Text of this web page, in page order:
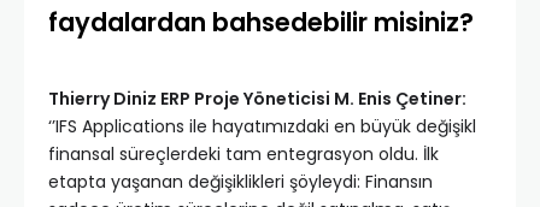
faydalardan bahsedebilir misiniz?
Thierry Diniz ERP Proje Yöneticisi M. Enis Çetiner:
‘’IFS Applications ile hayatımızdaki en büyük değişikl
finansal süreçlerdeki tam entegrasyon oldu. İlk
etapta yaşanan değişiklikleri şöyleydi: Finansın